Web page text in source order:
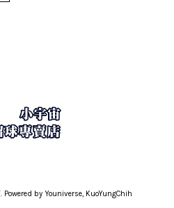
by Youniverse, KuoYungChih